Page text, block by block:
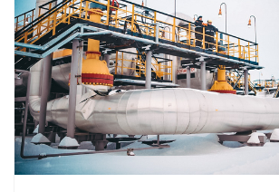
Смотреть проект